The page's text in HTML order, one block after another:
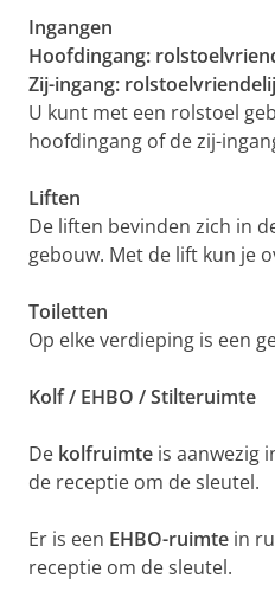
Ingangen
Hoofdingang:
Zij-ingang:
U kunt met een rolstoel
hoofdingang of de zij-
Liften
De liften bevinden zich in
gebouw. Met de lift kun je
Toiletten
Op elke verdieping is een
Kolf / EHBO / Stilteruimte
De kolfruimte is aanwezig
de receptie om de sleutel.
Er is een EHBO-ruimte in
receptie om de sleutel.